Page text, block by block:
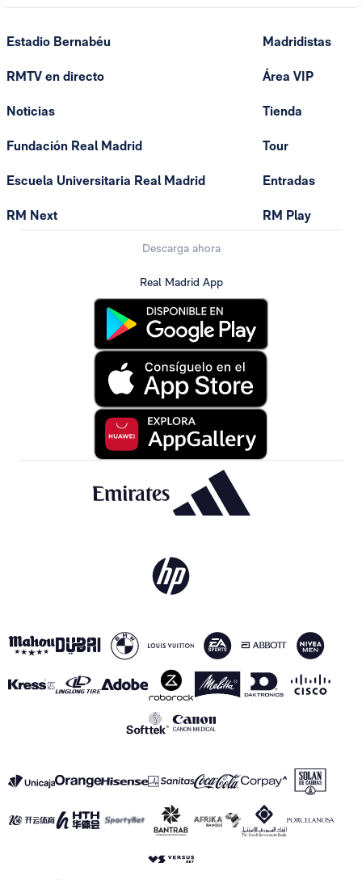
Estadio Bernabéu
RMTV en directo
Noticias
Fundación Real Madrid
Escuela Universitaria Real Madrid
RM Next
Madridistas
Área VIP
Tienda
Tour
Entradas
RM Play
Descarga ahora
Real Madrid App